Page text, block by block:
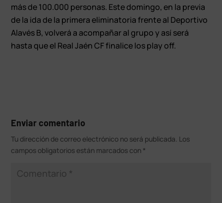
más de 100.000 personas. Este domingo, en la previa
de la ida de la primera eliminatoria frente al Deportivo
Alavés B, volverá a acompañar al grupo y así será
hasta que el Real Jaén CF finalice los play off.
Enviar comentario
Tu dirección de correo electrónico no será publicada. Los
campos obligatorios están marcados con *